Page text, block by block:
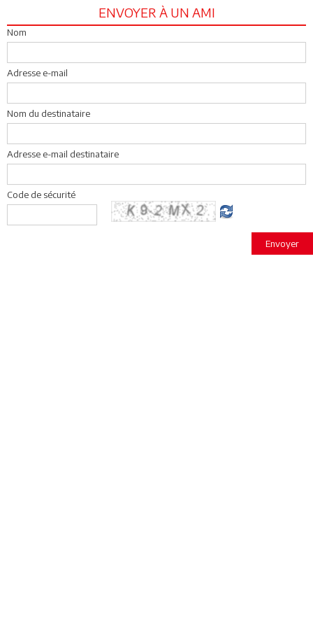
ENVOYER À UN AMI
Nom
Adresse e-mail
Nom du destinataire
Adresse e-mail destinataire
Code de sécurité
Envoyer